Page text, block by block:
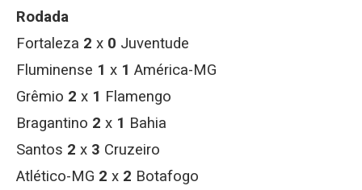
Rodada
Fortaleza 2 x 0 Juventude
Fluminense 1 x 1 América-MG
Grêmio 2 x 1 Flamengo
Bragantino 2 x 1 Bahia
Santos 2 x 3 Cruzeiro
Atlético-MG 2 x 2 Botafogo